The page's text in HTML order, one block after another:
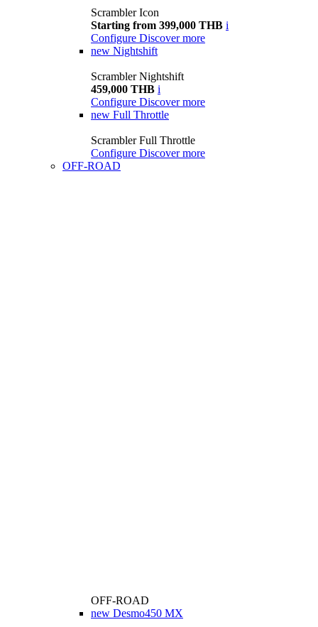
Scrambler Icon
Starting from 399,000 THB i
Configure Discover more
new Nightshift
Scrambler Nightshift
459,000 THB i
Configure Discover more
new Full Throttle
Scrambler Full Throttle
Configure Discover more
OFF-ROAD
OFF-ROAD
new Desmo450 MX